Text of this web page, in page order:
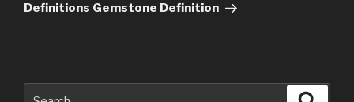
Definitions Gemstone Definition